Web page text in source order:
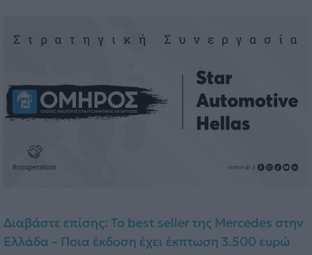
Διαβάστε επίσης: Το best seller της Mercedes στην
Ελλάδα – Ποια έκδοση έχει έκπτωση 3.500 ευρώ